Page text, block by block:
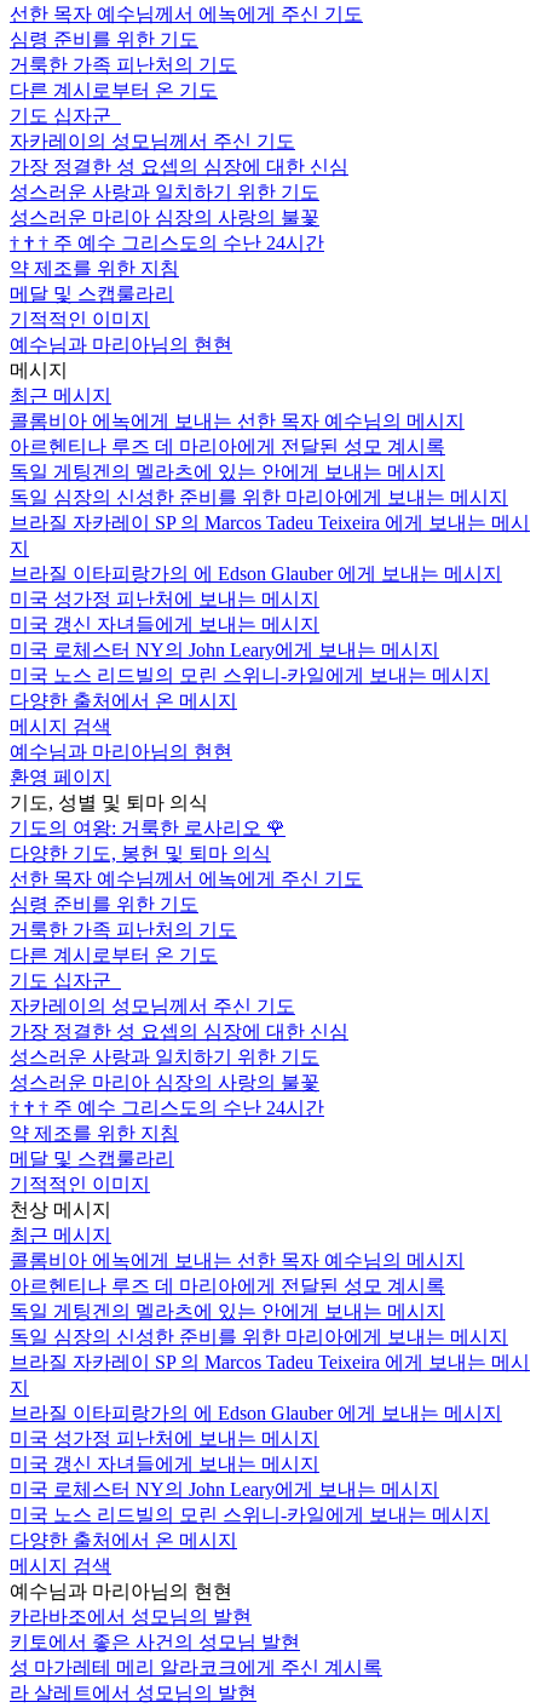
선한 목자 예수님께서 에녹에게 주신 기도
심령 준비를 위한 기도
거룩한 가족 피난처의 기도
다른 계시로부터 온 기도
기도 십자군
자카레이의 성모님께서 주신 기도
가장 정결한 성 요셉의 심장에 대한 신심
성스러운 사랑과 일치하기 위한 기도
성스러운 마리아 심장의 사랑의 불꽃
† † † 주 예수 그리스도의 수난 24시간
약 제조를 위한 지침
메달 및 스캡룰라리
기적적인 이미지
예수님과 마리아님의 현현
메시지
최근 메시지
콜롬비아 에녹에게 보내는 선한 목자 예수님의 메시지
아르헨티나 루즈 데 마리아에게 전달된 성모 계시록
독일 게팅겐의 멜라츠에 있는 안에게 보내는 메시지
독일 심장의 신성한 준비를 위한 마리아에게 보내는 메시지
브라질 자카레이 SP 의 Marcos Tadeu Teixeira 에게 보내는 메시
지
브라질 이타피랑가의 에 Edson Glauber 에게 보내는 메시지
미국 성가정 피난처에 보내는 메시지
미국 갱신 자녀들에게 보내는 메시지
미국 로체스터 NY의 John Leary에게 보내는 메시지
미국 노스 리드빌의 모린 스위니-카일에게 보내는 메시지
다양한 출처에서 온 메시지
메시지 검색
예수님과 마리아님의 현현
환영 페이지
기도, 성별 및 퇴마 의식
기도의 여왕: 거룩한 로사리오 🌹
다양한 기도, 봉헌 및 퇴마 의식
선한 목자 예수님께서 에녹에게 주신 기도
심령 준비를 위한 기도
거룩한 가족 피난처의 기도
다른 계시로부터 온 기도
기도 십자군
자카레이의 성모님께서 주신 기도
가장 정결한 성 요셉의 심장에 대한 신심
성스러운 사랑과 일치하기 위한 기도
성스러운 마리아 심장의 사랑의 불꽃
† † † 주 예수 그리스도의 수난 24시간
약 제조를 위한 지침
메달 및 스캡룰라리
기적적인 이미지
천상 메시지
최근 메시지
콜롬비아 에녹에게 보내는 선한 목자 예수님의 메시지
아르헨티나 루즈 데 마리아에게 전달된 성모 계시록
독일 게팅겐의 멜라츠에 있는 안에게 보내는 메시지
독일 심장의 신성한 준비를 위한 마리아에게 보내는 메시지
브라질 자카레이 SP 의 Marcos Tadeu Teixeira 에게 보내는 메시
지
브라질 이타피랑가의 에 Edson Glauber 에게 보내는 메시지
미국 성가정 피난처에 보내는 메시지
미국 갱신 자녀들에게 보내는 메시지
미국 로체스터 NY의 John Leary에게 보내는 메시지
미국 노스 리드빌의 모린 스위니-카일에게 보내는 메시지
다양한 출처에서 온 메시지
메시지 검색
예수님과 마리아님의 현현
카라바조에서 성모님의 발현
키토에서 좋은 사건의 성모님 발현
성 마가레테 메리 알라코크에게 주신 계시록
라 살레트에서 성모님의 발현